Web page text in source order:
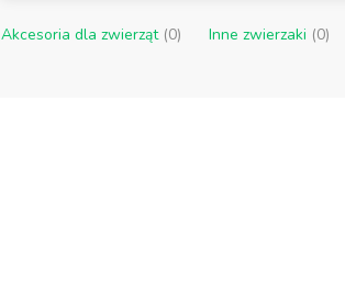
Akcesoria dla zwierząt (0) Inne zwierzaki (0)